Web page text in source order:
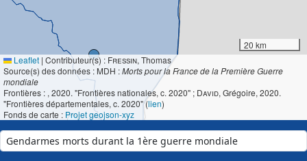
20 km
Leaflet | Contributeur(s) : Fressin, Thomas
Source(s) des données : MDH :Morts pour la France de la Première Guerre
mondiale
Frontières : , 2020. "Frontières nationales, c. 2020" ; David, Grégoire, 2020.
"Frontières départementales, c. 2020" (lien)
Fonds de carte : Projet geojson-xyz